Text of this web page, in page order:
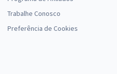
Trabalhe Conosco
Preferência de Cookies